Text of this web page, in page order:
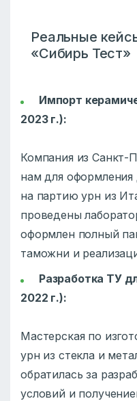
Реальные
«Сибирь Тест»
Импорт
2023 г.):
Компания из Санкт-
нам для оформления
на партию урн из
проведены
оформлен полный
таможни и
Разработка ТУ
2022 г.):
Мастерская по
урн из стекла и
обратилась за
условий и